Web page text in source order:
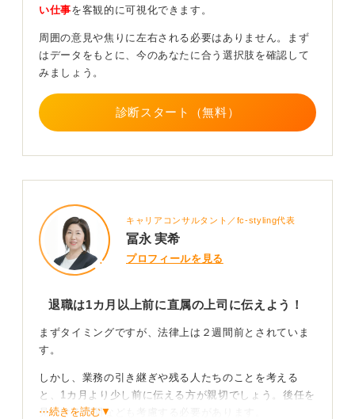
0
い仕事を客観的に可視化できます。
周囲の意見や焦りに左右される必要はありません。まず
はデータをもとに、今のあなたに合う選択肢を確認して
みましょう。
診断スタート（無料）
キャリアコンサルタント／fc-styling代表
冨永 実希
プロフィールを見る
退職は1カ月以上前に直属の上司に伝えよう！
まずタイミングですが、法律上は２週間前とされていま
す。
しかし、業務の引き継ぎや残る人たちのことを考える
と、1カ月より少し前に伝える方が親切でしょう。後任を
見つける時間なども考慮する必要があります。
⋯続きを読む▼